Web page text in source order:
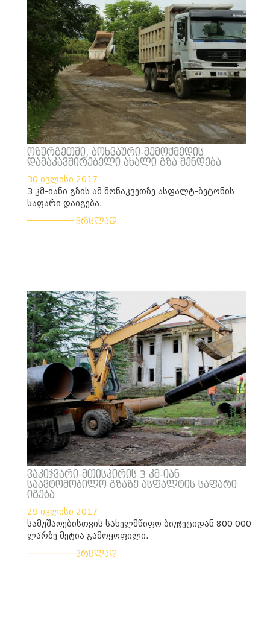
ოზურგეთში, ბოხვაური-შემოქმედის
დამაკავშირებელი ახალი გზა შენდება
30 ივლისი 2017
3 კმ-იანი გზის ამ მონაკვეთზე ასფალტ-ბეტონის
საფარი დაიგება.
ვრცლად
ვაკიჯვარი-მთისპირის 3 კმ-იან
საავტომობილო გზაზე ასფალტის საფარი
იგება
29 ივლისი 2017
სამუშაოებისთვის სახელმწიფო ბიუჯეტიდან 800 000
ლარზე მეტია გამოყოფილი.
ვრცლად